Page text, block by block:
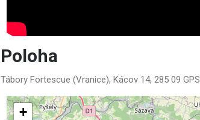
Poloha
Tábory Fortescue (Vranice), Kácov 14, 285 09 GPS
+